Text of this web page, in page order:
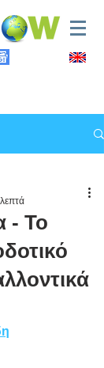
- Το